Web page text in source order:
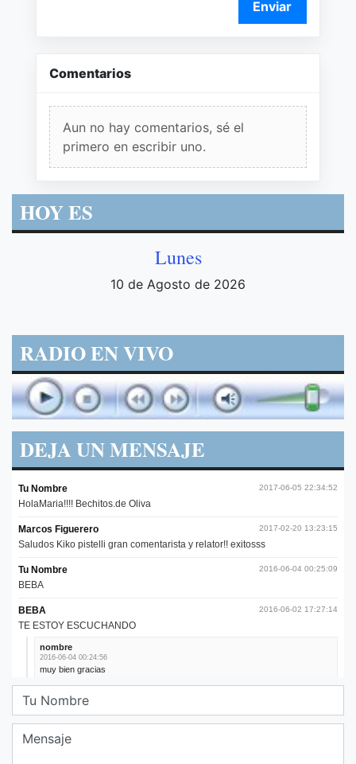
Enviar
Comentarios
Aun no hay comentarios, sé el
primero en escribir uno.
HOY ES
Lunes
10 de Agosto de 2026
RADIO EN VIVO
DEJA UN MENSAJE